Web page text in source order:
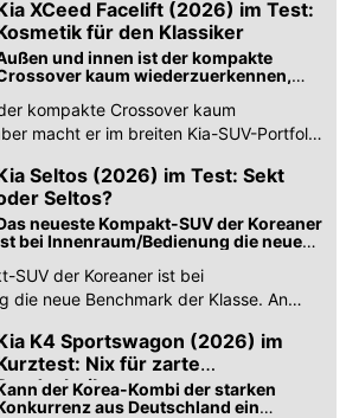
XCeed Facelift (2026) im Test:
für den Klassiker
und innen ist der kompakte
kaum wiederzuerkennen,
noch Sinn?
kompakte Crossover kaum
macht er im breiten Kia-SUV-Portfolio
Seltos (2026) im Test: Sekt
Seltos?
neueste Kompakt-SUV der Koreaner
bei Innenraum/Bedienung die neue
aber noch ein wenig
SUV der Koreaner ist bei
die neue Benchmark der Klasse. An
K4 Sportswagon (2026) im
Nix für zarte
der Korea-Kombi der starken
aus Deutschland ein